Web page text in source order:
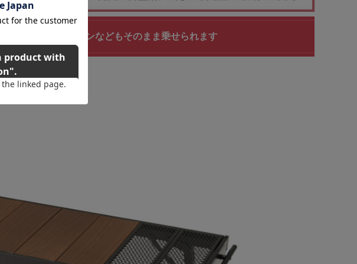
熱いダッヂオーブンなどもそのまま乗せられます